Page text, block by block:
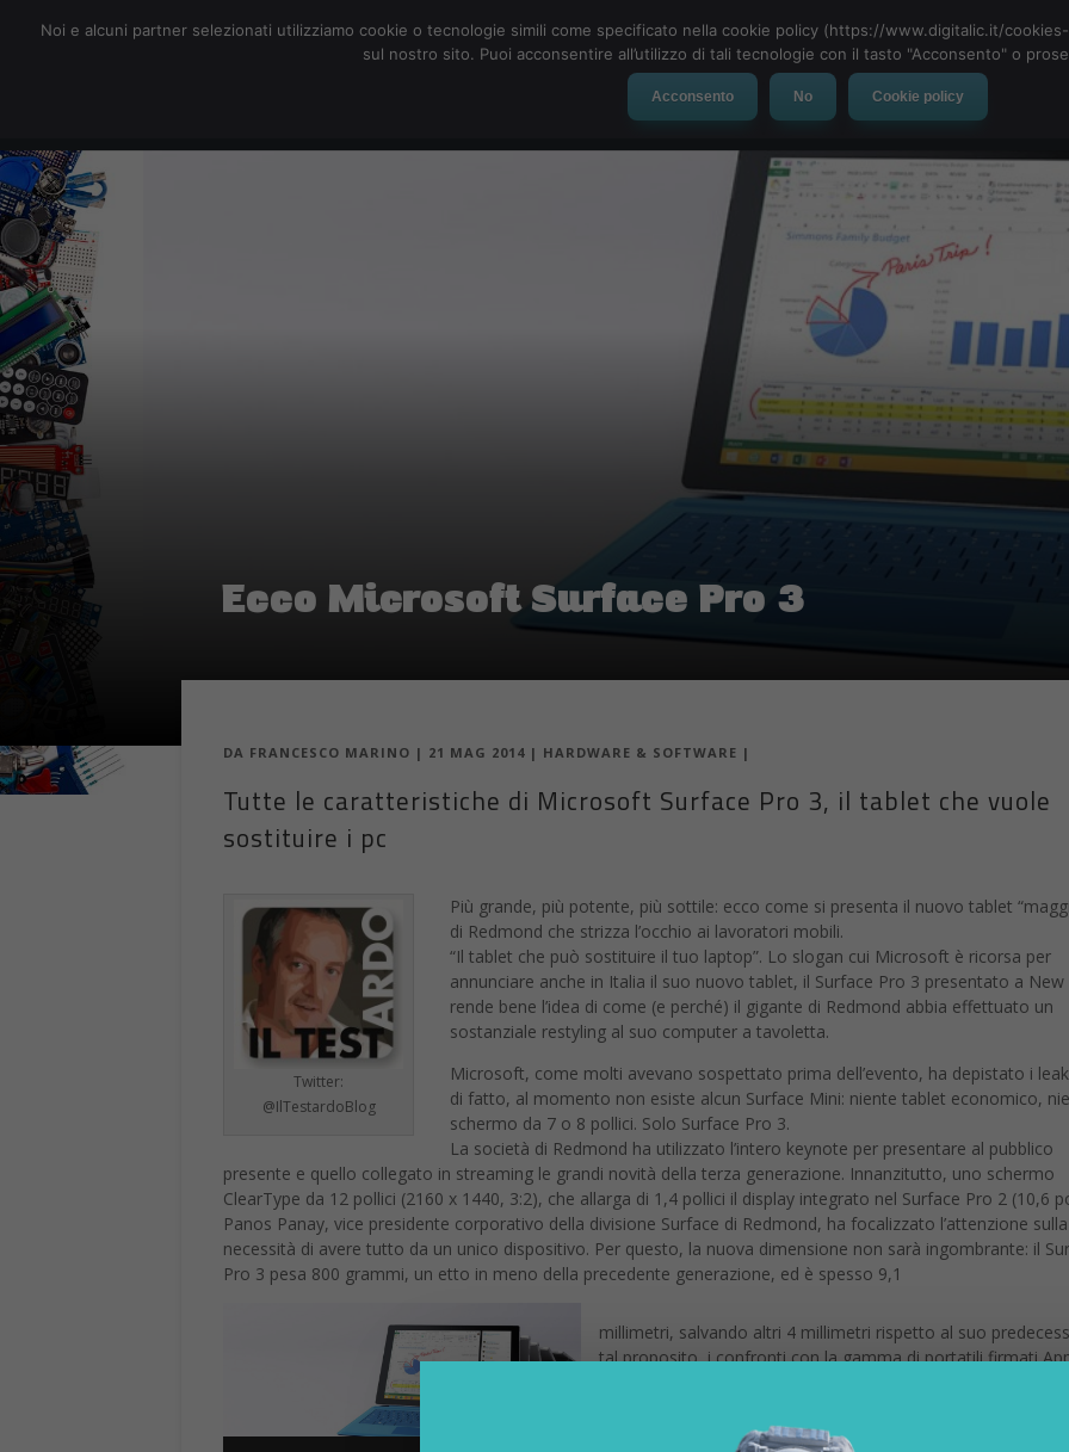
Social Network App Automotive Tech-News
Ecco Microsoft Surface Pro 3
DA FRANCESCO MARINO | 21 MAG 2014 | HARDWARE & SOFTWARE |
Tutte le caratteristiche di Microsoft Surface Pro 3, il tablet che vuole
sostituire i pc
Twitter:
@IlTestardoBlog
Più grande, più potente, più sottile: ecco come si presenta il nuovo tablet
di Redmond che strizza l’occhio ai lavoratori mobili.
“Il tablet che può sostituire il tuo laptop”. Lo slogan cui Microsoft è ricorsa per
annunciare anche in Italia il suo nuovo tablet, il Surface Pro 3 presentato a New
rende bene l’idea di come (e perché) il gigante di Redmond abbia effettuato un
sostanziale restyling al suo computer a tavoletta.
Microsoft, come molti avevano sospettato prima dell’evento, ha depistato i
di fatto, al momento non esiste alcun Surface Mini: niente tablet economico,
schermo da 7 o 8 pollici. Solo Surface Pro 3.
La società di Redmond ha utilizzato l’intero keynote per presentare al pubblico
presente e quello collegato in streaming le grandi novità della terza generazione. Innanzitutto, uno schermo
ClearType da 12 pollici (2160 x 1440, 3:2), che allarga di 1,4 pollici il display integrato nel Surface Pro 2 (10,6
Panos Panay, vice presidente corporativo della divisione Surface di Redmond, ha focalizzato l’attenzione sulla
necessità di avere tutto da un unico dispositivo. Per questo, la nuova dimensione non sarà ingombrante: il
Pro 3 pesa 800 grammi, un etto in meno della precedente generazione, ed è spesso 9,1
millimetri, salvando altri 4 millimetri rispetto al suo
tal proposito, i confronti con la gamma di portatili firmati
Noi e alcuni partner selezionati utilizziamo cookie o tecnologie simili come specificato nella cookie policy (https://www.digitalic.it/
sul nostro sito. Puoi acconsentire all’utilizzo di tali tecnologie con il tasto "Acconsento" o
Acconsento No Cookie policy